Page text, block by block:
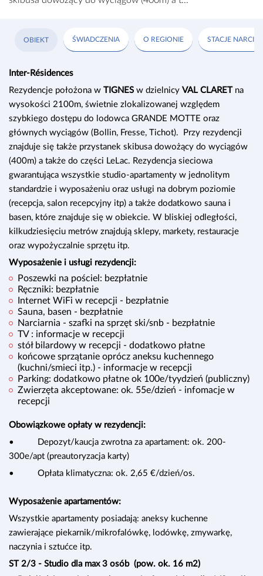
OBIEKT ŚWIADCZENIA O REGIONIE STACJE
Inter-Résidences
Rezydencje położona w TIGNES w dzielnicy VAL CLARET na
wysokości 2100m, świetnie zlokalizowanej względem
szybkiego dostępu do lodowca GRANDE MOTTE oraz
głównych wyciągów (Bollin, Fresse, Tichot). Przy rezydencji
znajduje się także przystanek skibusa dowożący do wyciągów
(400m) a także do części LeLac. Rezydencja sieciowa
gwarantująca wszystkie studio-apartamenty w jednolitym
standardzie i wyposażeniu oraz usługi na dobrym poziomie
(recepcja, salon recepcyjny itp) a także dodatkowo sauna i
basen, które znajduje się w obiekcie. W bliskiej odległości,
kilkudziesięciu metrów znajdują sklepy, markety, restauracje
oraz wypożyczalnie sprzętu itp.
Wyposażenie i usługi rezydencji:
Poszewki na pościel: bezpłatnie
Ręczniki: bezpłatnie
Internet WiFi w recepcji - bezpłatnie
Sauna, basen - bezpłatnie
Narciarnia - szafki na sprzęt ski/snb - bezpłatnie
TV : informacje w recepcji
stół bilardowy w recepcji - dodatkowo płatne
końcowe sprzątanie oprócz aneksu kuchennego
(kuchni/smieci itp.) - informacje w recepcji
Parking: dodatkowo płatne ok 100e/tyydzień (publiczny)
Zwierzęta akceptowane: ok. 55e/dzień - infomacje w
recepcji
Obowiązkowe opłaty w rezydencji:
• Depozyt/kaucja zwrotna za apartament: ok. 200-
300e/apt (preautoryzacja karty)
• Opłata klimatyczna: ok. 2,65 €/dzień/os.
Wyposażenie apartamentów:
Wszystkie apartamenty posiadają: aneksy kuchenne
zawierające piekarnik/mikrofalówkę, lodówkę, zmywarkę,
naczynia i sztućce itp.
ST 2/3 - Studio dla max 3 osób (pow. ok. 16 m2)